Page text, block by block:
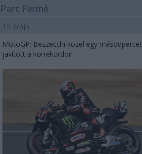
Parc Fermé
10 órája
MotoGP: Bezzecchi közel egy másodpercet
javított a körrekordon